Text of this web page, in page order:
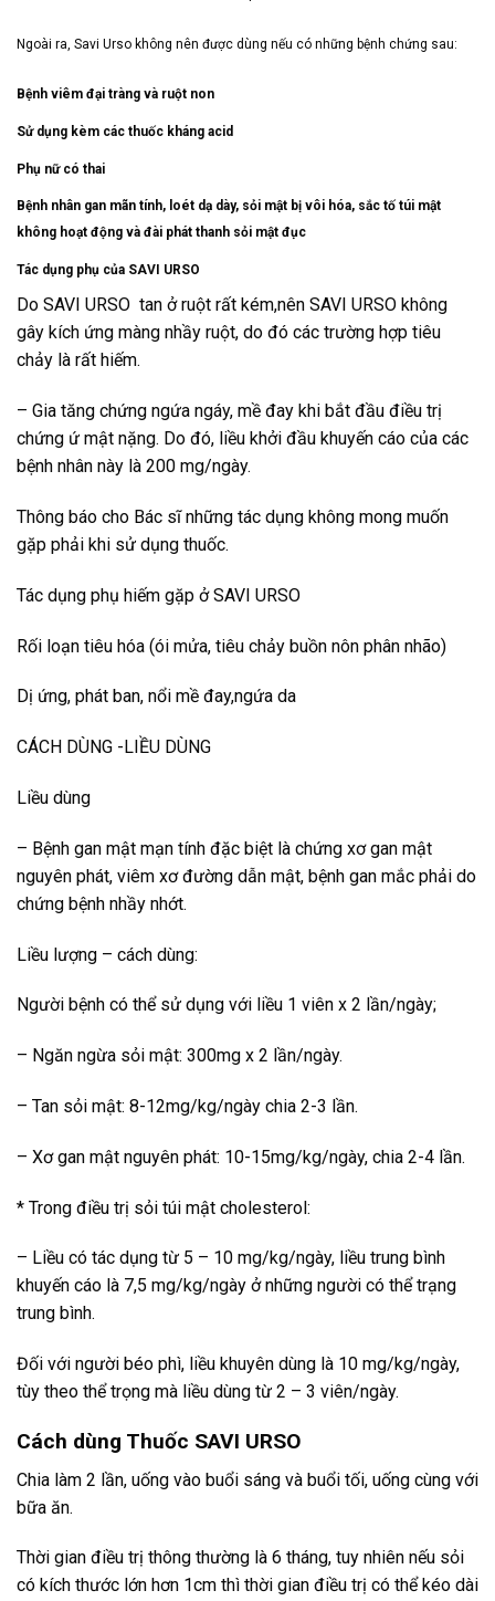
Ngoài ra, Savi Urso không nên được dùng nếu có những bệnh chứng sau:
Bệnh viêm đại tràng và ruột non
Sử dụng kèm các thuốc kháng acid
Phụ nữ có thai
Bệnh nhân gan mãn tính, loét dạ dày, sỏi mật bị vôi hóa, sắc tố túi mật
không hoạt động và đài phát thanh sỏi mật đục
Tác dụng phụ của SAVI URSO
Do SAVI URSO tan ở ruột rất kém,nên SAVI URSO không
gây kích ứng màng nhầy ruột, do đó các trường hợp tiêu
chảy là rất hiếm.
– Gia tăng chứng ngứa ngáy, mề đay khi bắt đầu điều trị
chứng ứ mật nặng. Do đó, liều khởi đầu khuyến cáo của các
bệnh nhân này là 200 mg/ngày.
Thông báo cho Bác sĩ những tác dụng không mong muốn
gặp phải khi sử dụng thuốc.
Tác dụng phụ hiếm gặp ở SAVI URSO
Rối loạn tiêu hóa (ói mửa, tiêu chảy buồn nôn phân nhão)
Dị ứng, phát ban, nổi mề đay,ngứa da
CÁCH DÙNG -LIỀU DÙNG
Liều dùng
– Bệnh gan mật mạn tính đặc biệt là chứng xơ gan mật
nguyên phát, viêm xơ đường dẫn mật, bệnh gan mắc phải do
chứng bệnh nhầy nhớt.
Liều lượng – cách dùng:
Người bệnh có thể sử dụng với liều 1 viên x 2 lần/ngày;
– Ngăn ngừa sỏi mật: 300mg x 2 lần/ngày.
– Tan sỏi mật: 8-12mg/kg/ngày chia 2-3 lần.
– Xơ gan mật nguyên phát: 10-15mg/kg/ngày, chia 2-4 lần.
* Trong điều trị sỏi túi mật cholesterol:
– Liều có tác dụng từ 5 – 10 mg/kg/ngày, liều trung bình
khuyến cáo là 7,5 mg/kg/ngày ở những người có thể trạng
trung bình.
Đối với người béo phì, liều khuyên dùng là 10 mg/kg/ngày,
tùy theo thể trọng mà liều dùng từ 2 – 3 viên/ngày.
Cách dùng Thuốc SAVI URSO
Chia làm 2 lần, uống vào buổi sáng và buổi tối, uống cùng với
bữa ăn.
Thời gian điều trị thông thường là 6 tháng, tuy nhiên nếu sỏi
có kích thước lớn hơn 1cm thì thời gian điều trị có thể kéo dài